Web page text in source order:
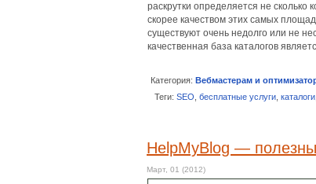
раскрутки определяется не сколько
скорее качеством этих самых
существуют очень недолго или не
качественная база каталогов
Категория: Вебмастерам и
Теги: SEO бесплатные услуги каталоги
HelpMyBlog —
Март, 01 (2012)